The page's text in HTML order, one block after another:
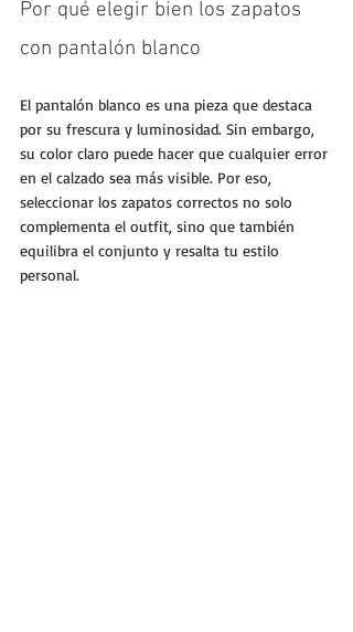
Por qué elegir bien los zapatos
con pantalón blanco
El pantalón blanco es una pieza que destaca
por su frescura y luminosidad. Sin embargo,
su color claro puede hacer que cualquier error
en el calzado sea más visible. Por eso,
seleccionar los zapatos correctos no solo
complementa el outfit, sino que también
equilibra el conjunto y resalta tu estilo
personal.